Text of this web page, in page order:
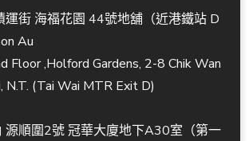
運街 海福花園 44號地舖（近港鐵站 D
Au
Floor ,Holford Gardens, 2-8 Chik Wan
N.T. (Tai Wai MTR Exit D)
源順圍2號 冠華大廈地下A30室（第一